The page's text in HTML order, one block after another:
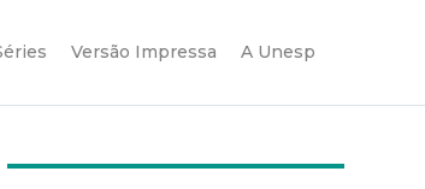
Versão Impressa A Unesp